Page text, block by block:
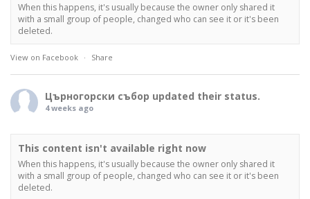
When this happens, it's usually because the owner only shared it
with a small group of people, changed who can see it or it's been
deleted.
View on Facebook · Share
Църногорски събор updated their status.
4 weeks ago
This content isn't available right now
When this happens, it's usually because the owner only shared it
with a small group of people, changed who can see it or it's been
deleted.